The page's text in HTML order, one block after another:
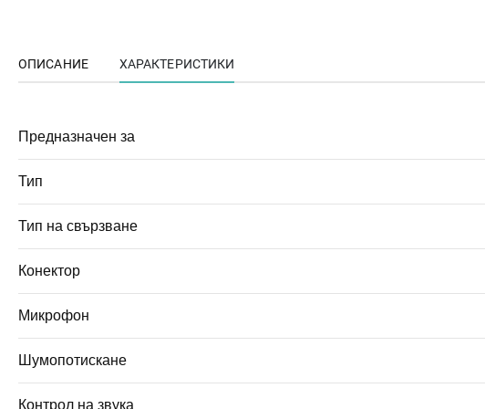
ОПИСАНИЕ ХАРАКТЕРИСТИКИ
Предназначен за
Тип
Тип на свързване
Конектор
Микрофон
Шумопотискане
Контрол на звука